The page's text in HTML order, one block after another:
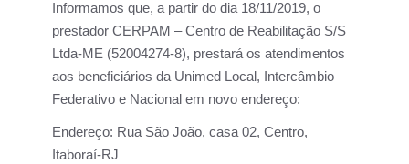
Informamos que, a partir do dia 18/11/2019, o
prestador CERPAM – Centro de Reabilitação S/S
Ltda-ME (52004274-8), prestará os atendimentos
aos beneficiários da Unimed Local, Intercâmbio
Federativo e Nacional em novo endereço:
Endereço: Rua São João, casa 02, Centro,
Itaboraí-RJ